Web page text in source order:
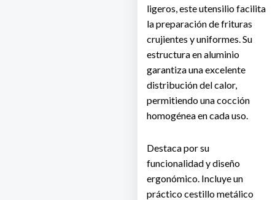
ligeros, este utensilio facilita
la preparación de frituras
crujientes y uniformes. Su
estructura en aluminio
garantiza una excelente
distribución del calor,
permitiendo una cocción
homogénea en cada uso.
Destaca por su
funcionalidad y diseño
ergonómico. Incluye un
práctico cestillo metálico